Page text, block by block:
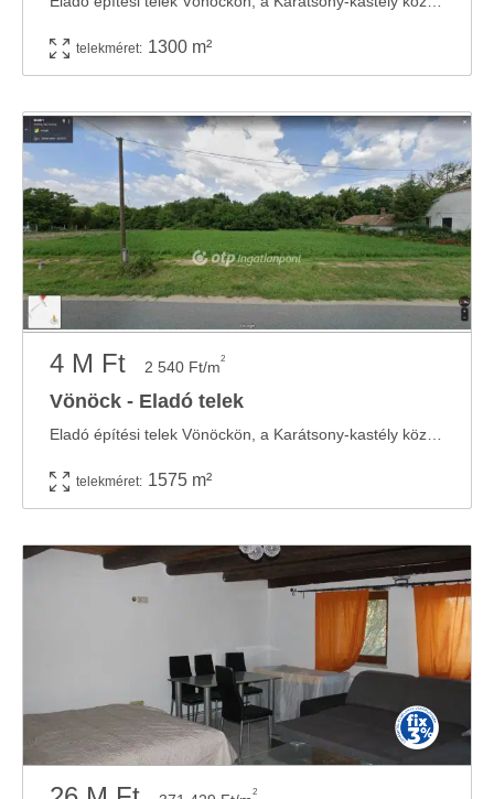
telekméret: 1300 m²
4 M Ft 2 540 Ft/m2
Vönöck - Eladó telek
telekméret: 1575 m²
2